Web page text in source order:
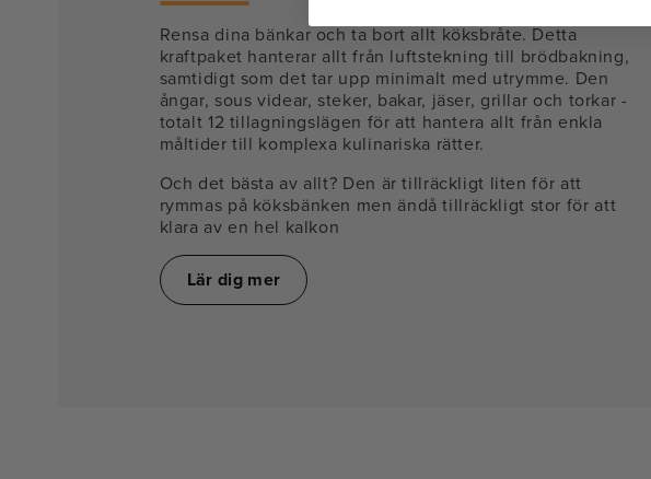
Rensa dina bänkar och ta bort allt köksbråte. Detta
kraftpaket hanterar allt från luftstekning till brödbakning,
samtidigt som det tar upp minimalt med utrymme. Den
ångar, sous videar, steker, bakar, jäser, grillar och torkar -
totalt 12 tillagningslägen för att hantera allt från enkla
måltider till komplexa kulinariska rätter.
Och det bästa av allt? Den är tillräckligt liten för att
rymmas på köksbänken men ändå tillräckligt stor för att
klara av en hel kalkon
Lär dig mer